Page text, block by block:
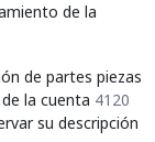
de la
de partes piezas
la cuenta 4120
su descripción